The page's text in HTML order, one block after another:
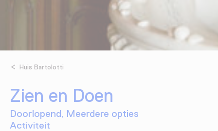
Huis Bartolotti
Zien en Doen
Doorlopend, Meerdere opties
Activiteit